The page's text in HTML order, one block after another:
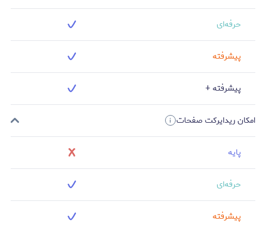
حرفه‌ای
پیشرفته
پیشرفته +
امکان ریدایرکت صفحات
پایه
حرفه‌ای
پیشرفته